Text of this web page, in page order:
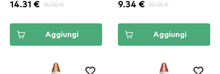
14.31 € 15.90 €
Aggiungi
9.34 € 10.99 €
Aggiungi